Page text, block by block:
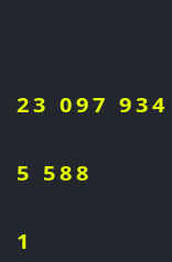
23 097 934
5 588
1